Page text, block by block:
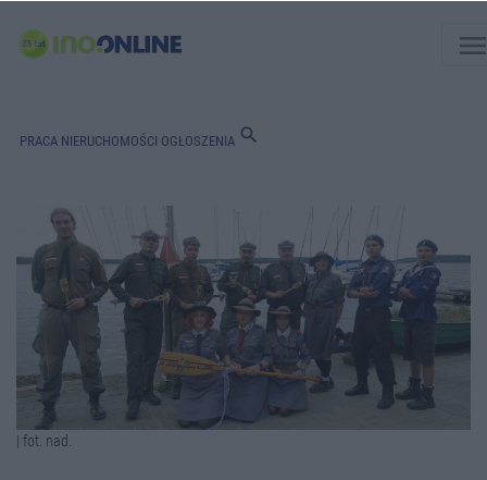
PRACA NIERUCHOMOŚCI OGŁOSZENIA search
| fot. nad.